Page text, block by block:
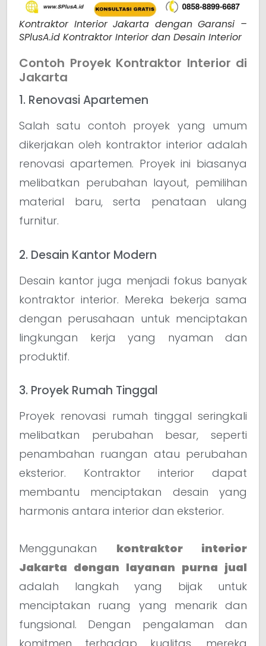
Kontraktor Interior Jakarta dengan Garansi –
SPlusA.id Kontraktor Interior dan Desain Interior
Contoh Proyek Kontraktor Interior di
Jakarta
1. Renovasi Apartemen
Salah satu contoh proyek yang umum
dikerjakan oleh kontraktor interior adalah
renovasi apartemen. Proyek ini biasanya
melibatkan perubahan layout, pemilihan
material baru, serta penataan ulang
furnitur.
2. Desain Kantor Modern
Desain kantor juga menjadi fokus banyak
kontraktor interior. Mereka bekerja sama
dengan perusahaan untuk menciptakan
lingkungan kerja yang nyaman dan
produktif.
3. Proyek Rumah Tinggal
Proyek renovasi rumah tinggal seringkali
melibatkan perubahan besar, seperti
penambahan ruangan atau perubahan
eksterior. Kontraktor interior dapat
membantu menciptakan desain yang
harmonis antara interior dan eksterior.
Menggunakan kontraktor interior
Jakarta dengan layanan purna jual
adalah langkah yang bijak untuk
menciptakan ruang yang menarik dan
fungsional. Dengan pengalaman dan